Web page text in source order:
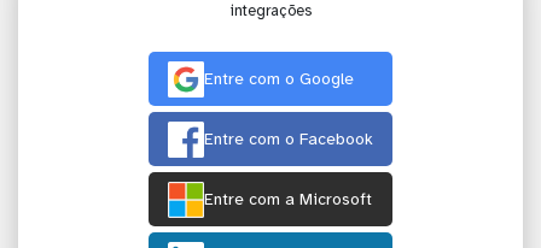
integrações
Entre com o Google
Entre com o Facebook
Entre com a Microsoft